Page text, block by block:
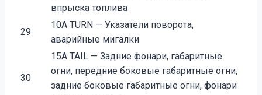
впрыска топлива
29
10A TURN — Указатели поворота,
аварийные мигалки
30
15A TAIL — Задние фонари, габаритные
огни, передние боковые габаритные огни,
задние боковые габаритные огни, фонари